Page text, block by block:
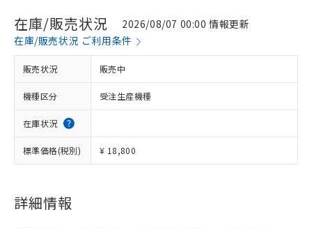
在庫/販売状況
2026/08/07 00:00 情報更新
在庫/販売状況 ご利用条件
販売状況 販売中
機種区分 受注生産機種
在庫状況
標準価格(税別) ¥ 18,800
詳細情報